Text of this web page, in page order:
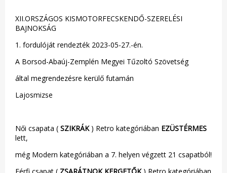
XII.ORSZÁGOS KISMOTORFECSKENDŐ-SZERELÉSI
BAJNOKSÁG
1. fordulóját rendezték 2023-05-27.-én.
A Borsod-Abaúj-Zemplén Megyei Tűzoltó Szövetség
által megrendezésre kerülő futamán
Lajosmizse
Női csapata ( SZIKRÁK) Retro kategóriában EZÜSTÉRMES
lett,
még Modern kategóriában a 7. helyen végzett 21 csapatból!